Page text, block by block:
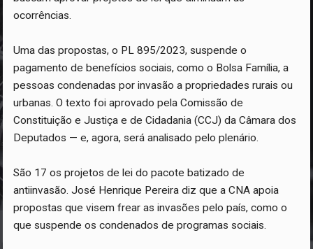
ocorrências.
Uma das propostas, o PL 895/2023, suspende o
pagamento de benefícios sociais, como o Bolsa Família, a
pessoas condenadas por invasão a propriedades rurais ou
urbanas. O texto foi aprovado pela Comissão de
Constituição e Justiça e de Cidadania (CCJ) da Câmara dos
Deputados — e, agora, será analisado pelo plenário.
São 17 os projetos de lei do pacote batizado de
antiinvasão. José Henrique Pereira diz que a CNA apoia
propostas que visem frear as invasões pelo país, como o
que suspende os condenados de programas sociais.